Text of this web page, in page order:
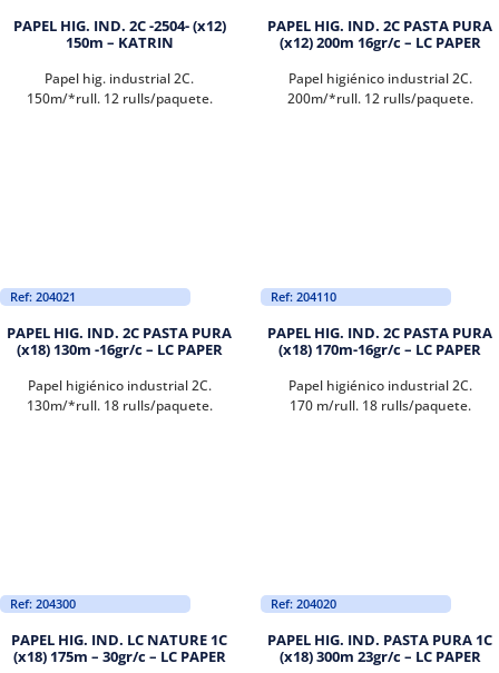
PAPEL HIG. IND. 2C -2504- (x12)
150m – KATRIN
Papel hig. industrial 2C.
150m/*rull. 12 rulls/paquete.
PAPEL HIG. IND. 2C PASTA PURA
(x12) 200m 16gr/c – LC PAPER
Papel higiénico industrial 2C.
200m/*rull. 12 rulls/paquete.
Ref: 204021
PAPEL HIG. IND. 2C PASTA PURA
(x18) 130m -16gr/c – LC PAPER
Papel higiénico industrial 2C.
130m/*rull. 18 rulls/paquete.
Ref: 204110
PAPEL HIG. IND. 2C PASTA PURA
(x18) 170m-16gr/c – LC PAPER
Papel higiénico industrial 2C.
170 m/rull. 18 rulls/paquete.
Ref: 204300
PAPEL HIG. IND. LC NATURE 1C
(x18) 175m – 30gr/c – LC PAPER
Ref: 204020
PAPEL HIG. IND. PASTA PURA 1C
(x18) 300m 23gr/c – LC PAPER